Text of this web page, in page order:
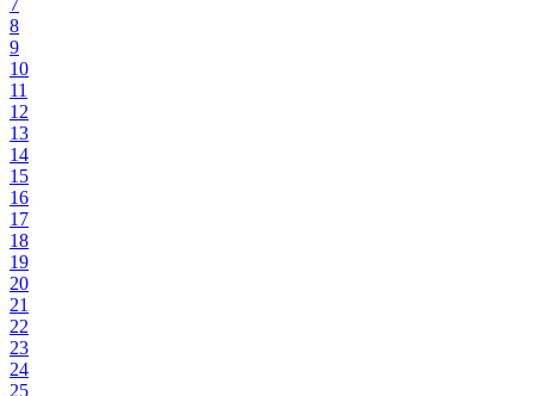
7
8
9
10
11
12
13
14
15
16
17
18
19
20
21
22
23
24
25